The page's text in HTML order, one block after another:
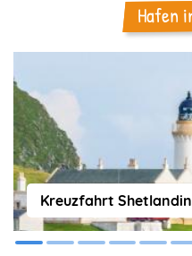
Hafen
Kreuzfahrt